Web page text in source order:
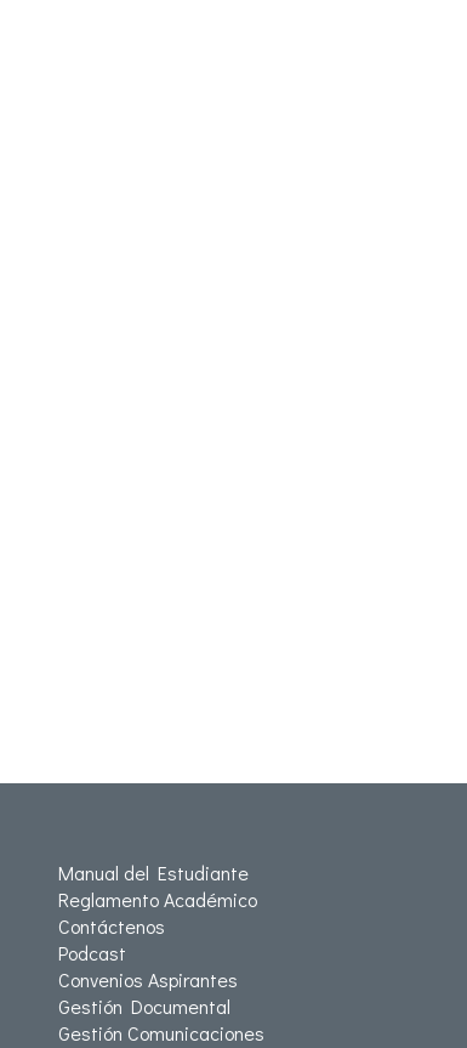
Manual del Estudiante
Reglamento Académico
Contáctenos
Podcast
Convenios Aspirantes
Gestión Documental
Gestión Comunicaciones